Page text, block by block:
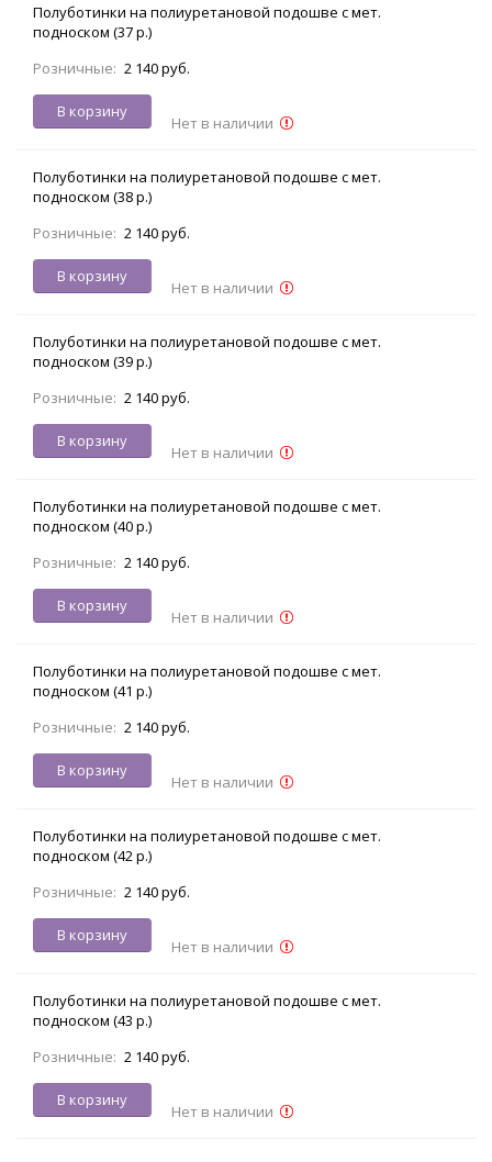
Полуботинки на полиуретановой подошве с мет.
подноском (37 р.)
Розничные: 2 140 руб.
В корзину
Нет в наличии
Полуботинки на полиуретановой подошве с мет.
подноском (38 р.)
Розничные: 2 140 руб.
В корзину
Нет в наличии
Полуботинки на полиуретановой подошве с мет.
подноском (39 р.)
Розничные: 2 140 руб.
В корзину
Нет в наличии
Полуботинки на полиуретановой подошве с мет.
подноском (40 р.)
Розничные: 2 140 руб.
В корзину
Нет в наличии
Полуботинки на полиуретановой подошве с мет.
подноском (41 р.)
Розничные: 2 140 руб.
В корзину
Нет в наличии
Полуботинки на полиуретановой подошве с мет.
подноском (42 р.)
Розничные: 2 140 руб.
В корзину
Нет в наличии
Полуботинки на полиуретановой подошве с мет.
подноском (43 р.)
Розничные: 2 140 руб.
В корзину
Нет в наличии